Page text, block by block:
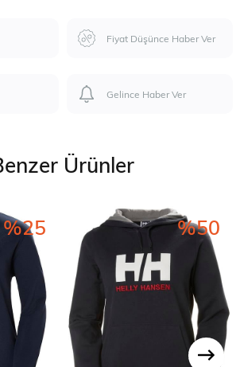
Fiyat Düşünce Haber Ver
Gelince Haber Ver
Ürünler
%25 %50